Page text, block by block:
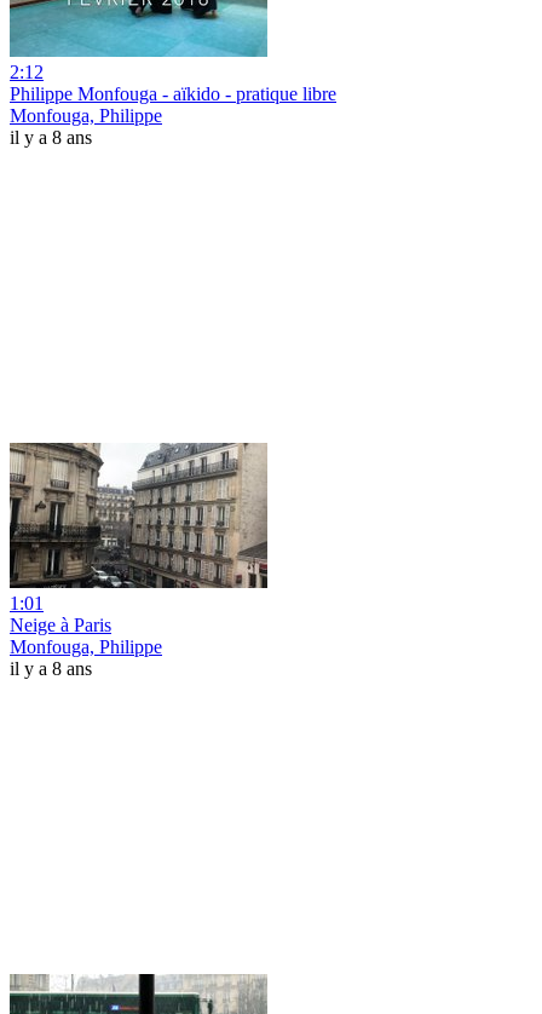
2:12
Philippe Monfouga - aïkido - pratique libre
Monfouga, Philippe
il y a 8 ans
1:01
Neige à Paris
Monfouga, Philippe
il y a 8 ans